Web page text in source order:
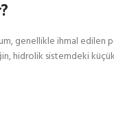
genellikle ihmal edilen
sistemdeki küçük